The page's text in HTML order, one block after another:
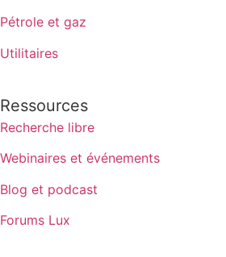
Pétrole et gaz
Utilitaires
Ressources
Recherche libre
Webinaires et événements
Blog et podcast
Forums Lux